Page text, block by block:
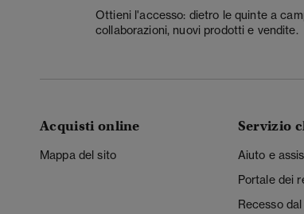
Ottieni l'accesso: dietro le quinte a
collaborazioni, nuovi prodotti e vendite.
Acquisti online
Mappa del sito
Servizio
Aiuto e
Portale dei
Recesso